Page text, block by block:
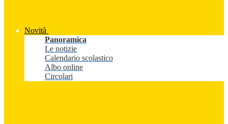
Novità
Panoramica
Le notizie
Calendario scolastico
Albo online
Circolari